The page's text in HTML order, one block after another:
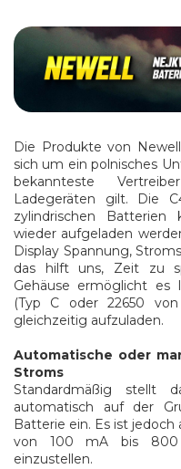
Die Produkte von
sich um ein polnisches
bekannteste
Ladegeräten gilt. Die
zylindrischen
wieder aufgeladen
Display Spannung,
das hilft uns, Zeit zu
Gehäuse ermöglicht es
(Typ C oder 22650
gleichzeitig aufzuladen.
Automatische oder
Stroms
Standardmäßig stellt
automatisch auf der
Batterie ein. Es ist
von 100 mA bis 800
einzustellen.